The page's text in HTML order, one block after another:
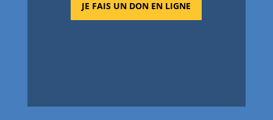
JE FAIS UN DON EN LIGNE